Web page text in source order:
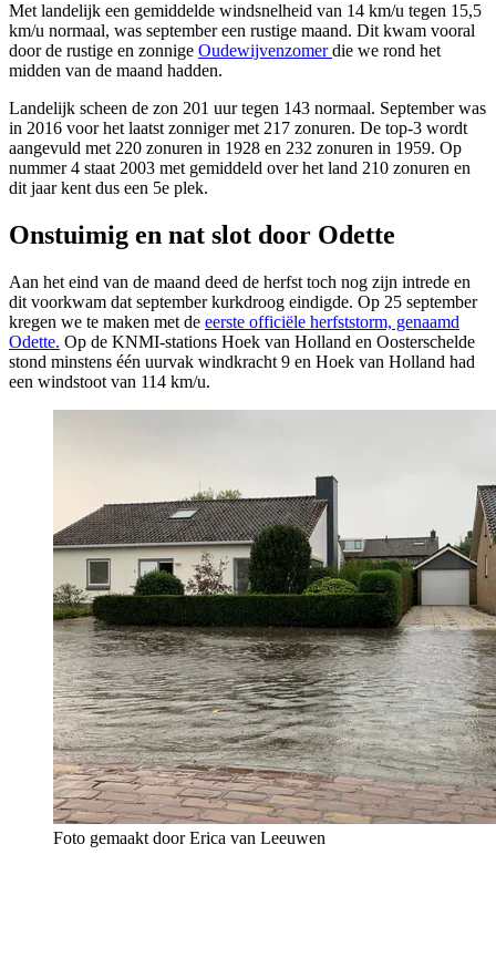
Met landelijk een gemiddelde windsnelheid van 14 km/u tegen 15,5
km/u normaal, was september een rustige maand. Dit kwam vooral
door de rustige en zonnige Oudewijvenzomerdie we rond het
midden van de maand hadden.
Landelijk scheen de zon 201 uur tegen 143 normaal. September was
in 2016 voor het laatst zonniger met 217 zonuren. De top-3 wordt
aangevuld met 220 zonuren in 1928 en 232 zonuren in 1959. Op
nummer 4 staat 2003 met gemiddeld over het land 210 zonuren en
dit jaar kent dus een 5e plek.
Onstuimig en nat slot door Odette
Aan het eind van de maand deed de herfst toch nog zijn intrede en
dit voorkwam dat september kurkdroog eindigde. Op 25 september
kregen we te maken met de eerste officiële herfststorm, genaamd
Odette. Op de KNMI-stations Hoek van Holland en Oosterschelde
stond minstens één uurvak windkracht 9 en Hoek van Holland had
een windstoot van 114 km/u.
Foto gemaakt door Erica van Leeuwen